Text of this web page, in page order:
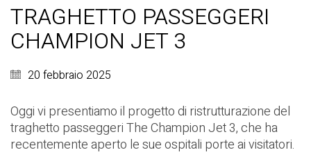
TRAGHETTO PASSEGGERI
CHAMPION JET 3
20 febbraio 2025
Oggi vi presentiamo il progetto di ristrutturazione del
traghetto passeggeri The Champion Jet 3, che ha
recentemente aperto le sue ospitali porte ai visitatori.